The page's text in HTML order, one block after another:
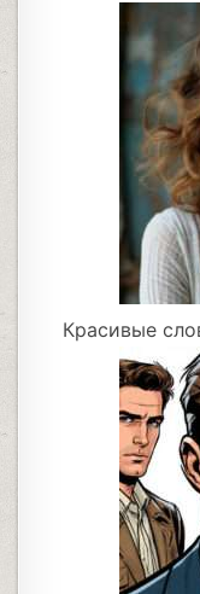
Красивые